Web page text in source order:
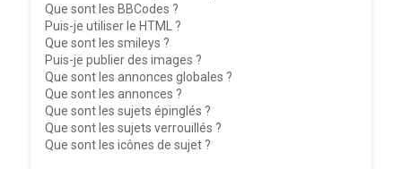
Que sont les BBCodes ?
Puis-je utiliser le HTML ?
Que sont les smileys ?
Puis-je publier des images ?
Que sont les annonces globales ?
Que sont les annonces ?
Que sont les sujets épinglés ?
Que sont les sujets verrouillés ?
Que sont les icônes de sujet ?